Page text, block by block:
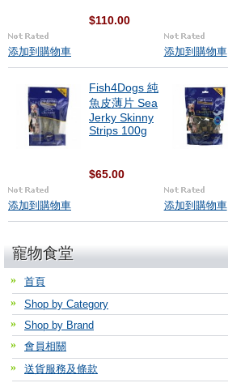
$110.00
添加到購物車 添加到購物車
Fish4Dogs 純
魚皮薄片 Sea
Jerky Skinny
Strips 100g
$65.00
添加到購物車 添加到購物車
寵物食堂
首頁
Shop by Category
Shop by Brand
會員相關
送貨服務及條款